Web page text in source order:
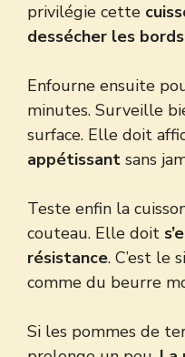
privilégie cette
dessécher les bords
Enfourne ensuite
minutes. Surveille
surface. Elle doit
appétissant sans
Teste enfin la
couteau. Elle doit
résistance. C’est le
comme du beurre
Si les pommes de